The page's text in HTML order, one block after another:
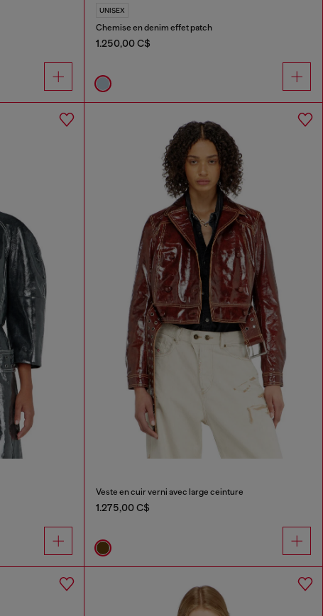
UNISEX
Chemise en denim effet patch
1.250,00 C$
Veste en cuir verni avec large ceinture
1.275,00 C$